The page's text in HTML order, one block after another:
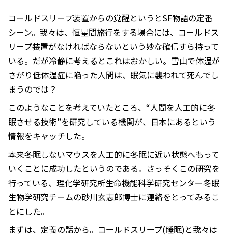
コールドスリープ装置からの覚醒というとSF物語の定番
シーン。我々は、恒星間旅行をする場合には、コールドス
リープ装置がなければならないという妙な確信すら持って
いる。だが冷静に考えるとこれはおかしい。雪山で体温が
さがり低体温症に陥った人間は、眠気に襲われて死んでし
まうのでは？
このようなことを考えていたところ、“人間を人工的に冬
眠させる技術”を研究している機関が、日本にあるという
情報をキャッチした。
本来冬眠しないマウスを人工的に冬眠に近い状態へもって
いくことに成功したというのである。さっそくこの研究を
行っている、理化学研究所生命機能科学研究センター冬眠
生物学研究チームの砂川玄志郎博士に連絡をとってみるこ
とにした。
まずは、定義の話から。コールドスリープ(睡眠)と我々は